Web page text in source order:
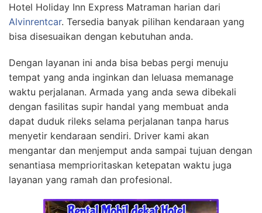
Hotel Holiday Inn Express Matraman harian dari
Alvinrentcar. Tersedia banyak pilihan kendaraan yang
bisa disesuaikan dengan kebutuhan anda.
Dengan layanan ini anda bisa bebas pergi menuju
tempat yang anda inginkan dan leluasa memanage
waktu perjalanan. Armada yang anda sewa dibekali
dengan fasilitas supir handal yang membuat anda
dapat duduk rileks selama perjalanan tanpa harus
menyetir kendaraan sendiri. Driver kami akan
mengantar dan menjemput anda sampai tujuan dengan
senantiasa memprioritaskan ketepatan waktu juga
layanan yang ramah dan profesional.